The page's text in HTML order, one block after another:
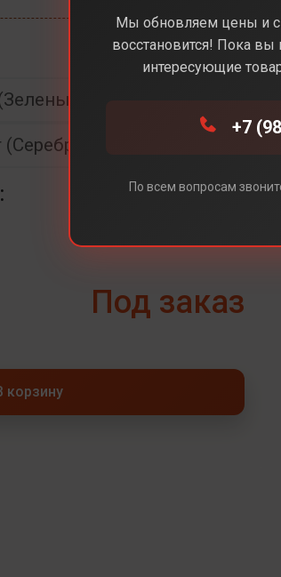
(Серебряный)
Под заказ
корзину
Мы обновляем цены и
восстановится! Пока вы
интересующие
+7
По всем вопросам